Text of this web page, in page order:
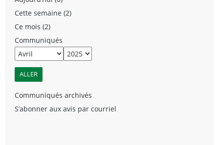
Cette semaine (2)
Ce mois (2)
Communiqués
Communiqués archivés
S’abonner aux avis par courriel